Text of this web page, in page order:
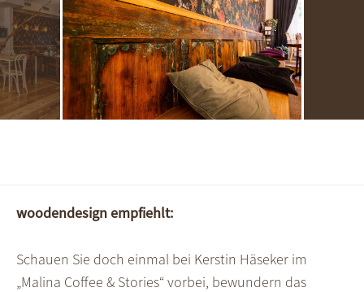
woodendesign empfiehlt:
Schauen Sie doch einmal bei Kerstin Häseker im
„Malina Coffee & Stories“ vorbei, bewundern das